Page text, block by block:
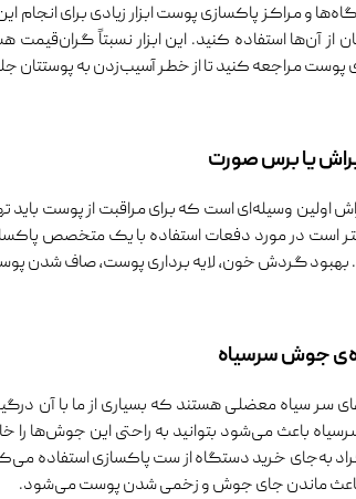
و مراکز پاکسازی پوست ابزار زیادی برای انجام
از آن‌ها استفاده کنید. این ابزار نسبتاً
پوست مراجعه کنید تا از خطر آسیب‌زدن به پوستتان
یا برس صورت
اولین وسیله‌ای است که برای مراقبت از پوست باید
است در مورد دفعات استفاده با یک متخصص
گردش خون، لایه برداری پوست، صاف شدن
جوش سرسیاه
سر سیاه معضلی هستند که بسیاری از ما با آن
باعث می‌شود بتوانید به راحتی این جوش‌ها را
به‌جای خرید دستگاه از ست پاکسازی استفاده
ماندن جای جوش و زخمی شدن پوست می‌شود.